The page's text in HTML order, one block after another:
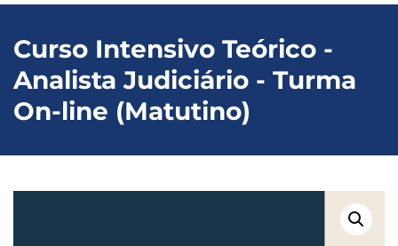
Curso Intensivo Teórico -
Analista Judiciário - Turma
On-line (Matutino)